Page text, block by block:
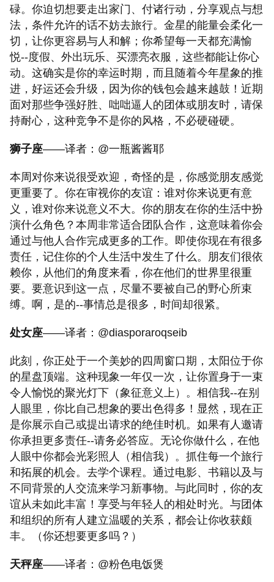
碌。你迫切想要走出家门、付诸行动，分享观点与想
法，条件允许的话不妨去旅行。金星的能量会柔化一
切，让你更容易与人和解；你希望每一天都充满愉
悦--度假、外出玩乐、买漂亮衣服，这些都能让你心
动。这确实是你的幸运时期，而且随着今年星象的推
进，好运还会升级，因为你的钱包会越来越鼓！近期
面对那些争强好胜、咄咄逼人的团体或朋友时，请保
持耐心，这种竞争不是你的风格，不必硬碰硬。
狮子座——译者：@一瓶酱酱耶
本周对你来说很受欢迎，奇怪的是，你感觉朋友感觉
更重要了。你在审视你的友谊：谁对你来说更有意
义，谁对你来说意义不大。你的朋友在你的生活中扮
演什么角色？本周非常适合团队合作，这意味着你会
通过与他人合作完成更多的工作。即使你现在有很多
责任，记住你的个人生活中发生了什么。朋友们很依
赖你，从他们的角度来看，你在他们的世界里很重
要。要意识到这一点，尽量不要被自己的野心所束
缚。啊，是的--事情总是很多，时间却很紧。
处女座——译者：@diasporaroqseib
此刻，你正处于一个美妙的四周窗口期，太阳位于你
的星盘顶端。这种现象一年仅一次，让你置身于一束
令人愉悦的聚光灯下（象征意义上）。相信我--在别
人眼里，你比自己想象的要出色得多！显然，现在正
是你展示自己或提出请求的绝佳时机。如果有人邀请
你承担更多责任--请务必答应。无论你做什么，在他
人眼中你都会光彩照人（相信我）。抓住每一个旅行
和拓展的机会。去学个课程。通过电影、书籍以及与
不同背景的人交流来学习新事物。与此同时，你的友
谊从未如此丰富！享受与年轻人的相处时光。与团体
和组织的所有人建立温暖的关系，都会让你收获颇
丰。（你还想要更多吗？）
天秤座——译者：@粉色电饭煲